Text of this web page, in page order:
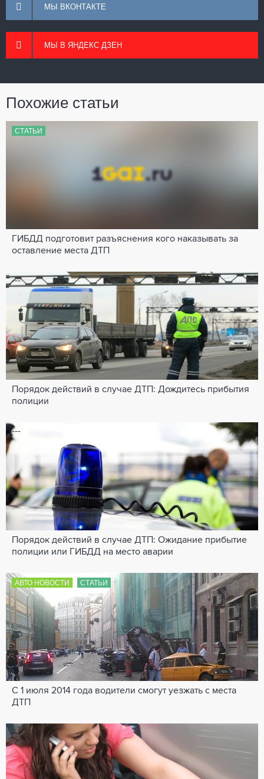
МЫ ВКОНТАКТЕ
МЫ В ЯНДЕКС ДЗЕН
Похожие статьи
СТАТЬИ
ГИБДД подготовит разъяснения кого наказывать за
оставление места ДТП
---
Порядок действий в случае ДТП: Дождитесь прибытия
полиции
---
Порядок действий в случае ДТП: Ожидание прибытие
полиции или ГИБДД на место аварии
АВТО НОВОСТИ СТАТЬИ
С 1 июля 2014 года водители смогут уезжать с места
ДТП
---